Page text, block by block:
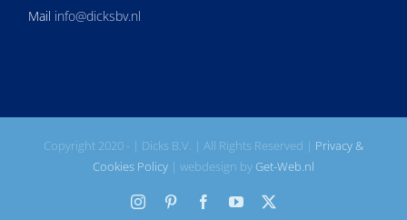
Mail info@dicksbv.nl
Copyright 2020 - | Dicks B.V. | All Rights Reserved | Privacy &
Cookies Policy | webdesign by Get-Web.nl
InstagramPinterestFacebookYouTube